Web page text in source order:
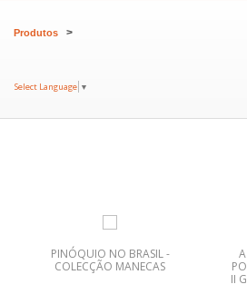
Produtos >
Select Language ▼
PINÓQUIO NO BRASIL -
COLECÇÃO MANECAS
II